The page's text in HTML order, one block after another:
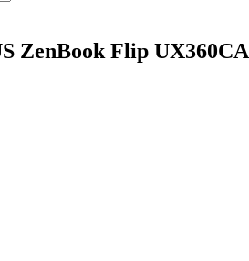
ZenBook Flip UX360CA